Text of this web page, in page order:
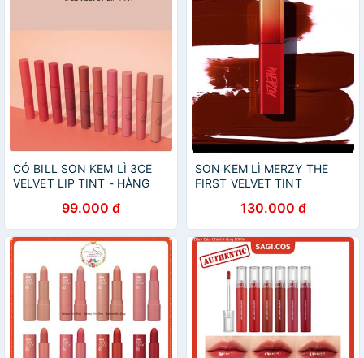
CÓ BILL SON KEM LÌ 3CE
VELVET LIP TINT - HÀNG
99.000 đ
SON KEM LÌ MERZY THE
FIRST VELVET TINT
130.000 đ